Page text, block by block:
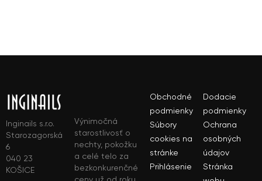
Inginails s.r.o.
Starozagorská
6
040 23
KOŠICE
Výnimočná
starostlivosť o
nechty, pokožku
a celé telo za
bezkonkurenčné
Obchodné
podmienky
Dodacie
podmienky
Súbory
cookies na
stránke
Ochrana
osobných
údajov
Prihlásenie
Stránka